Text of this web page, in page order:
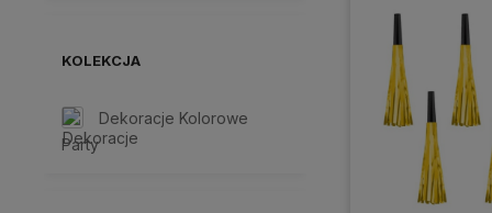
KOLEKCJA
Dekoracje Kolorowe
Party